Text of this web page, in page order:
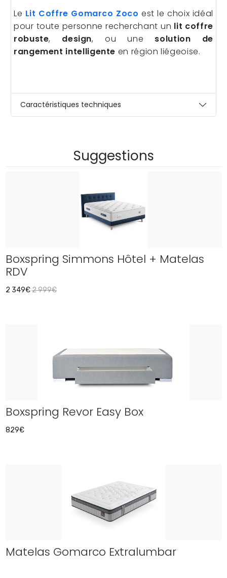
Le Lit Coffre Gomarco Zoco est le choix idéal
pour toute personne recherchant un lit coffre
robuste, design, ou une solution de
rangement intelligente en région liégeoise.
Caractéristiques techniques
Suggestions
Boxspring Simmons Hôtel + Matelas
RDV
2 349€2 999€
Boxspring Revor Easy Box
829€
Matelas Gomarco Extralumbar